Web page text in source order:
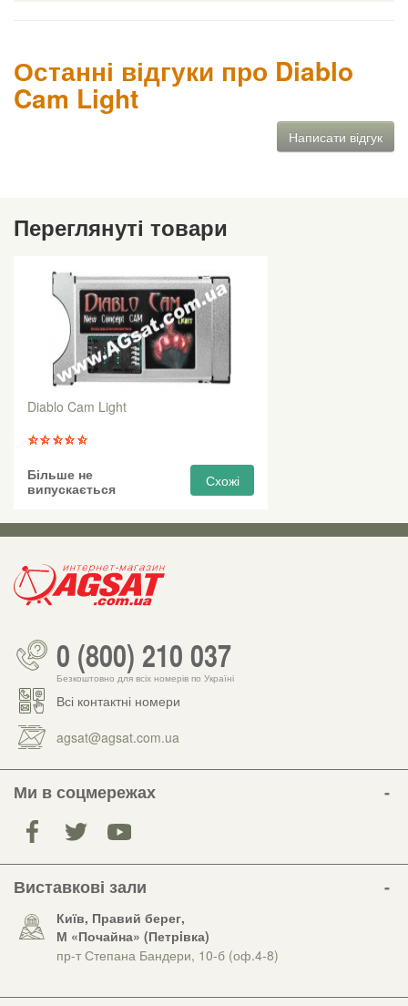
Останні відгуки про Diablo
Cam Light
Написати відгук
Переглянуті товари
Diablo Cam Light
Більше не
випускається
Схожі
0 (800) 210 037
Безкоштовно для всіх номерів по Україні
Всі контактні номери
agsat@agsat.com.ua
Ми в соцмережах
Виставкові зали
Київ, Правий берег,
М «Почайна» (Петрiвка)
пр-т Степана Бандери, 10-б (оф.4-8)